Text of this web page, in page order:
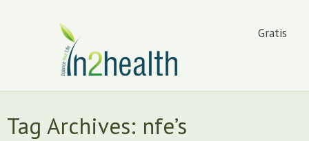
Gratis
Tag Archives: nfe’s